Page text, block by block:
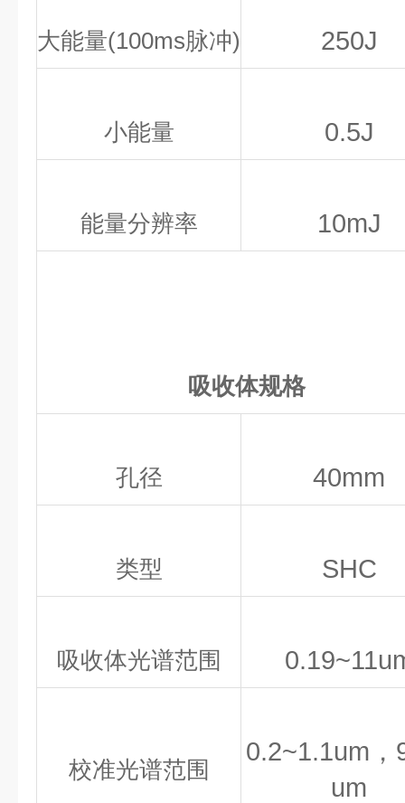
大能量(100ms脉冲) 250J
小能量 0.5J
能量分辨率 10mJ
吸收体规格
孔径 40mm
类型 SHC
吸收体光谱范围
校准光谱范围
0.2~1.1um，
um